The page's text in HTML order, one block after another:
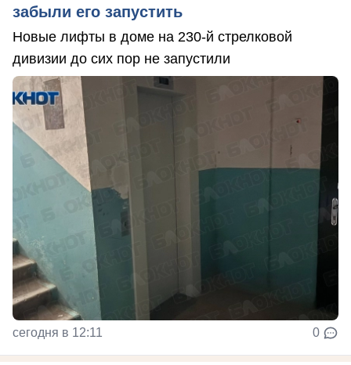
забыли его запустить
Новые лифты в доме на 230-й стрелковой
дивизии до сих пор не запустили
сегодня в 12:11 0